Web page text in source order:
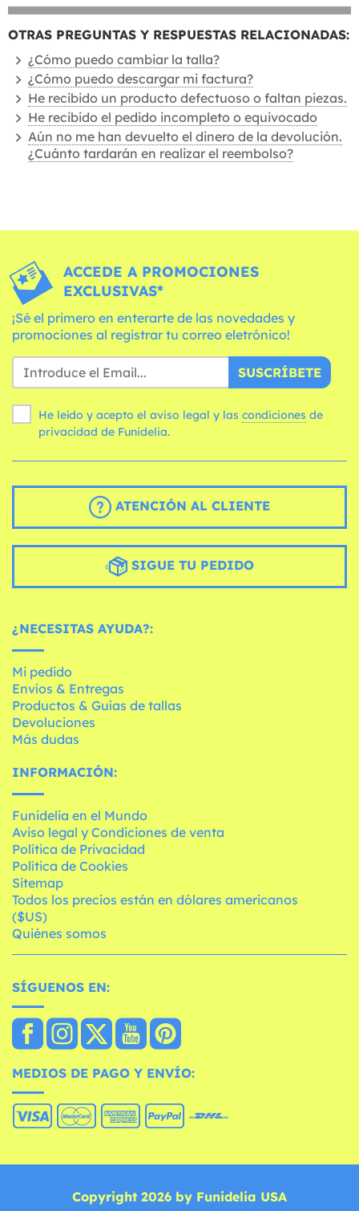
OTRAS PREGUNTAS Y RESPUESTAS RELACIONADAS:
¿Cómo puedo cambiar la talla?
¿Cómo puedo descargar mi factura?
He recibido un producto defectuoso o faltan piezas.
He recibido el pedido incompleto o equivocado
Aún no me han devuelto el dinero de la devolución.
¿Cuánto tardarán en realizar el reembolso?
ACCEDE A PROMOCIONES
EXCLUSIVAS*
¡Sé el primero en enterarte de las novedades y
promociones al registrar tu correo eletrónico!
SUSCRÍBETE
He leído y acepto el aviso legal y las condiciones
privacidad de Funidelia.
ATENCIÓN AL CLIENTE
SIGUE TU PEDIDO
¿NECESITAS AYUDA?:
Mi pedido
Envíos & Entregas
Productos & Guías de tallas
Devoluciones
Más dudas
INFORMACIÓN:
Funidelia en el Mundo
Aviso legal y Condiciones de venta
Política de Privacidad
Política de Cookies
Sitemap
Todos los precios están en dólares americanos
($US)
Quiénes somos
SÍGUENOS EN:
MEDIOS DE PAGO Y ENVÍO:
Copyright 2026 by Funidelia USA